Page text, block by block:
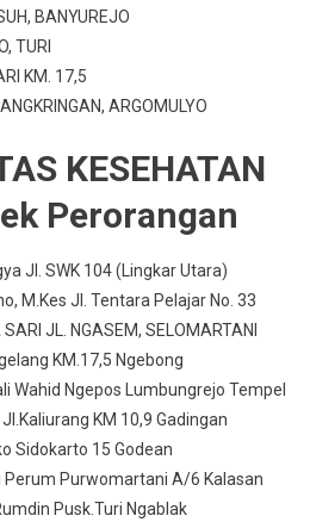
BANYUREJO
TURI
KM. 17,5
ARGOMULYO
KESEHATAN
Perorangan
Jl. SWK 104 (Lingkar Utara)
M.Kes Jl. Tentara Pelajar No. 33
JL. NGASEM, SELOMARTANI
KM.17,5 Ngebong
Wahid Ngepos Lumbungrejo Tempel
KM 10,9 Gadingan
Sidokarto 15 Godean
Perum Purwomartani A/6 Kalasan
Pusk.Turi Ngablak